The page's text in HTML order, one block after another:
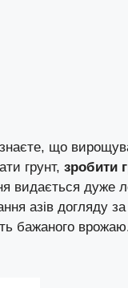
що
грунт, зробити
видається дуже
азів догляду
бажаного